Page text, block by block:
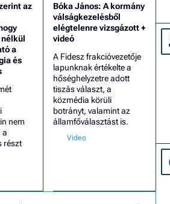
az
a
és
nem
a
részt
Bóka János: A kormány
válságkezelésből
elégtelenre vizsgázott +
videó
A Fidesz frakcióvezetője
lapunknak értékelte a
hőséghelyzetre adott
tiszás választ, a
közmédia körüli
botrányt, valamint az
államfőválasztást is.